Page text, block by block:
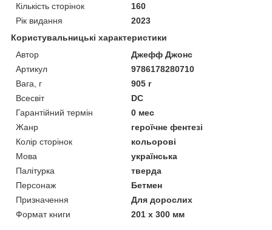
Кількість сторінок
160
Рік видання
2023
Користувальницькі характеристики
Автор
Джефф Джонс
Артикул
9786178280710
Вага, г
905 г
Всесвіт
DC
Гарантійний термін
0 мес
Жанр
героїчне фентезі
Колір сторінок
кольорові
Мова
українська
Палітурка
тверда
Персонаж
Бетмен
Призначення
Для дорослих
Формат книги
201 х 300 мм